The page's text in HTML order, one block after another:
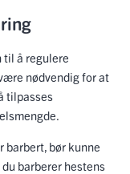
til å regulere
nødvendig for at
tilpasses
barbert, bør kunne
barberer hestens